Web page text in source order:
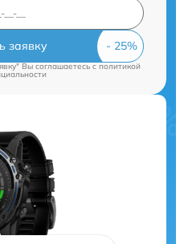
заявку
Вы соглашаетесь cполитикой